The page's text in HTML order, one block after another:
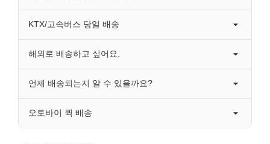
KTX/고속버스 당일 배송
해외로 배송하고 싶어요.
언제 배송되는지 알 수 있을까요?
오토바이 퀵 배송